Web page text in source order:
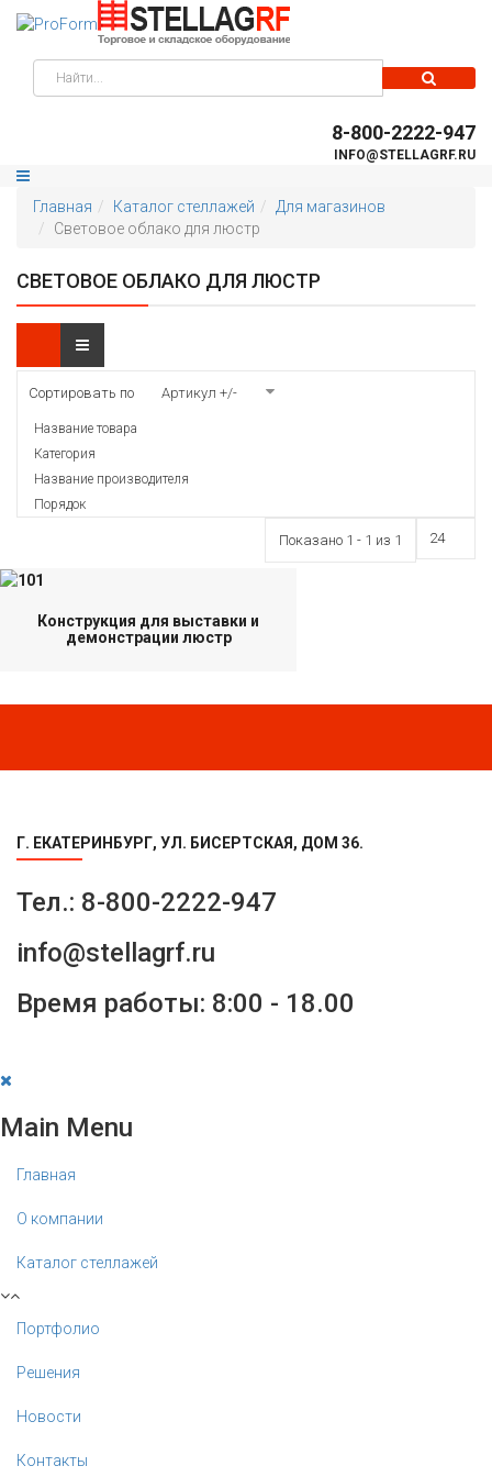
8-800-2222-947
INFO@STELLAGRF.RU
Главная Каталог стеллажей
Для магазинов
Световое облако для люстр
СВЕТОВОЕ ОБЛАКО ДЛЯ ЛЮСТР
Сортировать по Артикул +/-
Название товара
Категория
Название производителя
Порядок
Показано 1 - 1 из 1
Конструкция для выставки и
демонстрации люстр
Г. ЕКАТЕРИНБУРГ, УЛ. БИСЕРТСКАЯ, ДОМ 36.
Тел.: 8-800-2222-947
info@stellagrf.ru
Время работы: 8:00 - 18.00
Main Menu
Главная
О компании
Каталог стеллажей
Портфолио
Решения
Новости
Контакты